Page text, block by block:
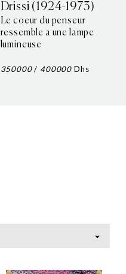
Drissi (1924-1973)
Le coeur du penseur
ressemble a une lampe
lumineuse
350000/ 400000 Dhs